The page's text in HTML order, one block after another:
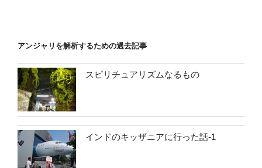
アンジャリを解析するための過去記事
スピリチュアリズムなるもの
インドのキッザニアに行った話-1